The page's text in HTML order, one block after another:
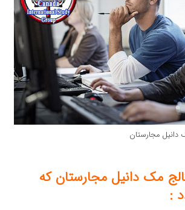
مجارستان
مک دانیل مجارستان که
: